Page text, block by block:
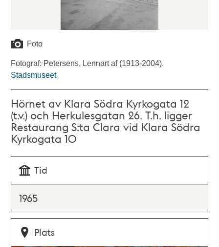
Foto
Fotograf: Petersens, Lennart af (1913-2004).
Stadsmuseet
Hörnet av Klara Södra Kyrkogata 12
(t.v.) och Herkulesgatan 26. T.h. ligger
Restaurang S:ta Clara vid Klara Södra
Kyrkogata 10
Tid
1965
Plats